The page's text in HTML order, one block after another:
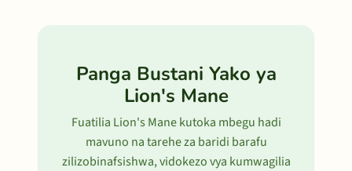
Panga Bustani Yako ya
Lion's Mane
Fuatilia Lion's Mane kutoka mbegu hadi
mavuno na tarehe za baridi barafu
zilizobinafsishwa, vidokezo vya kumwagilia